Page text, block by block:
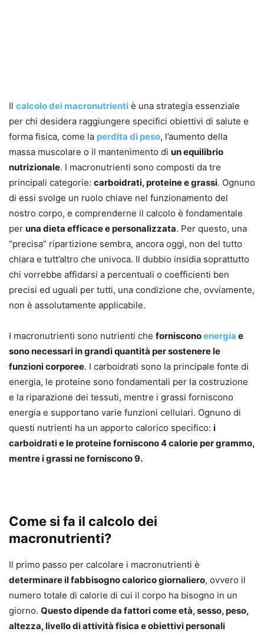
Il calcolo dei macronutrienti è una strategia essenziale
per chi desidera raggiungere specifici obiettivi di salute e
forma fisica, come la perdita di peso, l’aumento della
massa muscolare o il mantenimento di un equilibrio
nutrizionale. I macronutrienti sono composti da tre
principali categorie: carboidrati, proteine e grassi. Ognuno
di essi svolge un ruolo chiave nel funzionamento del
nostro corpo, e comprenderne il calcolo è fondamentale
per una dieta efficace e personalizzata. Per questo, una
“precisa” ripartizione sembra, ancora oggi, non del tutto
chiara e tutt’altro che univoca. Il dubbio insidia soprattutto
chi vorrebbe affidarsi a percentuali o coefficienti ben
precisi ed uguali per tutti, una condizione che, ovviamente,
non è assolutamente applicabile.
I macronutrienti sono nutrienti che fornisconoenergia e
sono necessari in grandi quantità per sostenere le
funzioni corporee. I carboidrati sono la principale fonte di
energia, le proteine sono fondamentali per la costruzione
e la riparazione dei tessuti, mentre i grassi forniscono
energia e supportano varie funzioni cellulari. Ognuno di
questi nutrienti ha un apporto calorico specifico: i
carboidrati e le proteine forniscono 4 calorie per grammo,
mentre i grassi ne forniscono 9.
Come si fa il calcolo dei
macronutrienti?
Il primo passo per calcolare i macronutrienti è
determinare il fabbisogno calorico giornaliero, ovvero il
numero totale di calorie di cui il corpo ha bisogno in un
giorno. Questo dipende da fattori come età, sesso, peso,
altezza, livello di attività fisica e obiettivi personali